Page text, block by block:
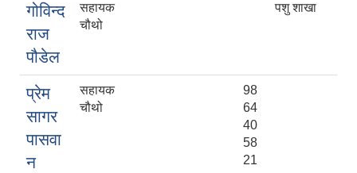
गोविन्द
राज
पौडेल
सहायक
चौथो
पशु शाखा
प्रेम
सागर
पासवा
न
सहायक
चौथो
98
64
40
58
21